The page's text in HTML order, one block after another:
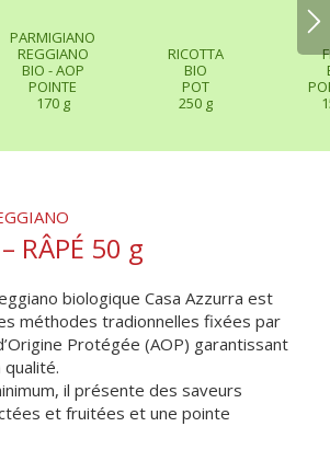
PARMIGIANO
REGGIANO
BIO - AOP
POINTE
170 g
RICOTTA
BIO
POT
250 g
RÂPÉ 50 g
biologique Casa Azzurra est
méthodes tradionnelles fixées par
Protégée (AOP) garantissant
il présente des saveurs
et fruitées et une pointe